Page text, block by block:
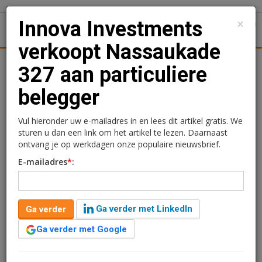
Juridisch | Fiscaal Transacties
Innova Investments
verkoopt Nassaukade 327
aan particuliere belegger
Vastgoedbelegger Innova Investments heeft het
klassieke voormalig schoolgebouw aan de Nassaukade
327 in Amsterdam verkocht. Het gebouw is nog
×
Innova Investments
verkoopt Nassaukade
327 aan particuliere
belegger
Vul hieronder uw e-mailadres in en lees dit artikel gratis. We
sturen u dan een link om het artikel te lezen. Daarnaast
ontvang je op werkdagen onze populaire nieuwsbrief.
E-mailadres*:
Ga verder
Ga verder met LinkedIn
Ga verder met Google